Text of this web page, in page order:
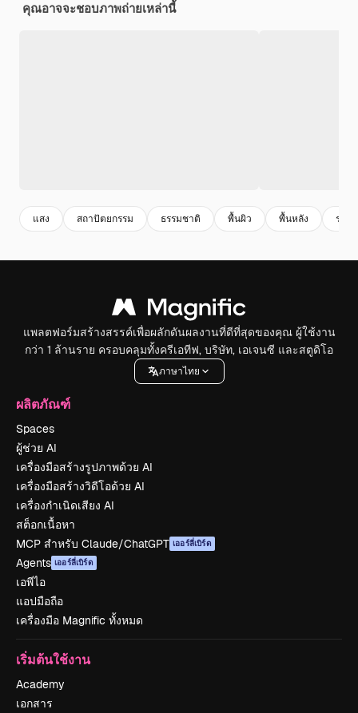
คุณอาจจะชอบภาพถ่ายเหล่านี้
แสง สถาปัตยกรรม ธรรมชาติ พื้นผิว พื้นหลัง ราย
แพลตฟอร์มสร้างสรรค์เพื่อผลักดันผลงานที่ดีที่สุดของคุณ ผู้ใช้งาน
กว่า 1 ล้านราย ครอบคลุมทั้งครีเอทีฟ, บริษัท, เอเจนซี และสตูดิโอ
ภาษาไทย
ผลิตภัณฑ์
Spaces
ผู้ช่วย AI
เครื่องมือสร้างรูปภาพด้วย AI
เครื่องมือสร้างวิดีโอด้วย AI
เครื่องกำเนิดเสียง AI
สต็อกเนื้อหา
MCP สำหรับ Claude/ChatGPT เออร์ลี่เบิร์ด
Agents เออร์ลี่เบิร์ด
เอพีไอ
แอปมือถือ
เครื่องมือ Magnific ทั้งหมด
เริ่มต้นใช้งาน
Academy
เอกสาร